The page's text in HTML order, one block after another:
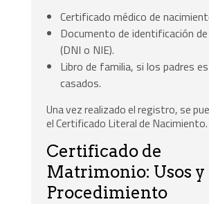
Certificado médico de
Documento de identificación
(DNI o NIE).
Libro de familia, si los padres
casados.
Una vez realizado el registro, se
el Certificado Literal de Nacimiento.
Certificado de
Matrimonio: Usos y
Procedimiento